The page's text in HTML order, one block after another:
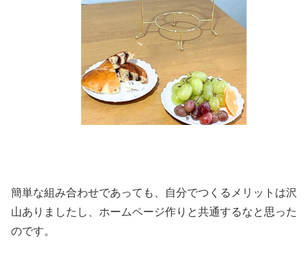
簡単な組み合わせであっても、自分でつくるメリットは沢
山ありましたし、ホームページ作りと共通するなと思った
のです。